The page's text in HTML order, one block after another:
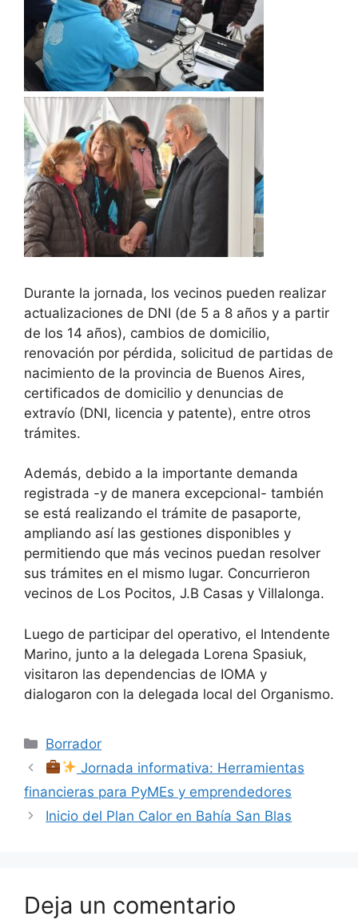
Durante la jornada, los vecinos pueden realizar
actualizaciones de DNI (de 5 a 8 años y a partir
de los 14 años), cambios de domicilio,
renovación por pérdida, solicitud de partidas de
nacimiento de la provincia de Buenos Aires,
certificados de domicilio y denuncias de
extravío (DNI, licencia y patente), entre otros
trámites.
Además, debido a la importante demanda
registrada -y de manera excepcional- también
se está realizando el trámite de pasaporte,
ampliando así las gestiones disponibles y
permitiendo que más vecinos puedan resolver
sus trámites en el mismo lugar. Concurrieron
vecinos de Los Pocitos, J.B Casas y Villalonga.
Luego de participar del operativo, el Intendente
Marino, junto a la delegada Lorena Spasiuk,
visitaron las dependencias de IOMA y
dialogaron con la delegada local del Organismo.
Categorías
Borrador
Jornada informativa: Herramientas
financieras para PyMEs y emprendedores
Inicio del Plan Calor en Bahía San Blas
Deja un comentario